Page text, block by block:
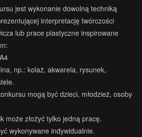
jest wykonanie dowolną techniką
interpretację twórczości
lub prace plastyczne inspirowane
np.: kolaż, akwarela, rysunek,
mogą być dzieci, młodzież, osoby
może złożyć tylko jedną pracę.
wykonywane indywidualnie.